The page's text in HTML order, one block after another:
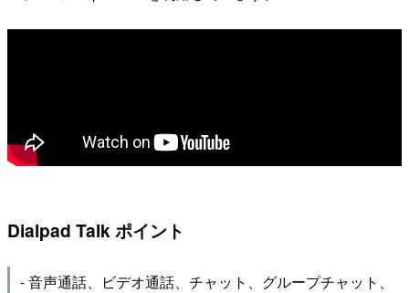
Dialpad Talk ポイント
- 音声通話、ビデオ通話、チャット、グループチャット、